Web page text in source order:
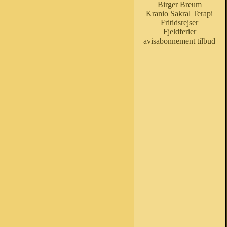
Birger Breum
Kranio Sakral Terapi
Fritidsrejser
Fjeldferier
avisabonnement tilbud